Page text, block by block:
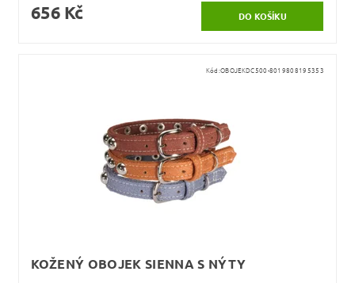
656 Kč
Kód:OBOJEKDC500-8019808195353
KOŽENÝ OBOJEK SIENNA S NÝTY